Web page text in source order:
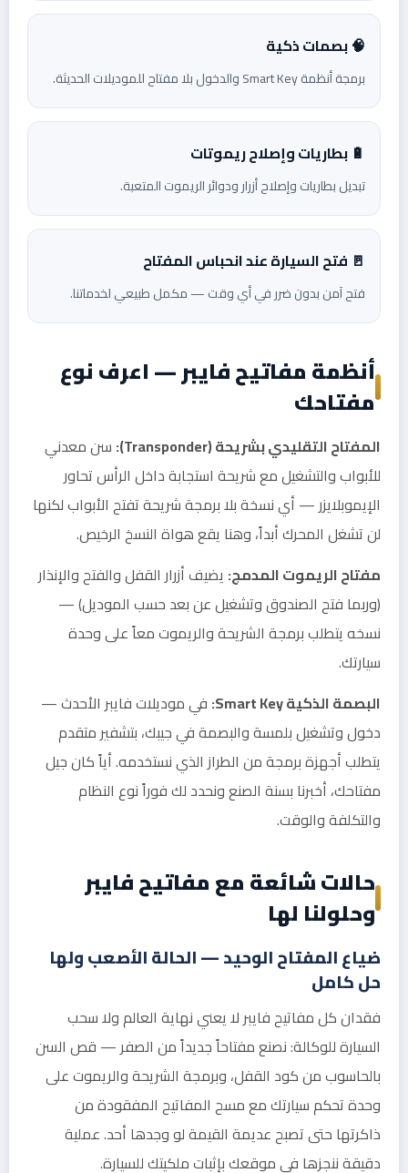
🧠 بصمات ذكية
برمجة أنظمة Smart Key والدخول بلا مفتاح للموديلات الحديثة.
🔋 بطاريات وإصلاح ريموتات
تبديل بطاريات وإصلاح أزرار ودوائر الريموت المتعبة.
🚪 فتح السيارة عند انحباس المفتاح
فتح آمن بدون ضرر في أي وقت — مكمل طبيعي لخدماتنا.
أنظمة مفاتيح فايبر — اعرف نوع
مفتاحك
المفتاح التقليدي بشريحة (Transponder):
سن معدني
للأبواب والتشغيل مع شريحة استجابة داخل الرأس تحاور
الإيموبلايزر — أي نسخة بلا برمجة شريحة تفتح الأبواب لكنها
لن تشغل المحرك أبداً، وهنا يقع هواة النسخ الرخيص.
مفتاح الريموت المدمج: يضيف أزرار القفل والفتح والإنذار
(وربما فتح الصندوق وتشغيل عن بعد حسب الموديل) —
نسخه يتطلب برمجة الشريحة والريموت معاً على وحدة
سيارتك.
البصمة الذكية Smart Key:
في موديلات فايبر الأحدث —
دخول وتشغيل بلمسة والبصمة في جيبك، بتشفير متقدم
يتطلب أجهزة برمجة من الطراز الذي نستخدمه. أياً كان جيل
مفتاحك، أخبرنا بسنة الصنع ونحدد لك فوراً نوع النظام
والتكلفة والوقت.
حالات شائعة مع مفاتيح فايبر
وحلولنا لها
ضياع المفتاح الوحيد — الحالة الأصعب ولها
حل كامل
فقدان كل مفاتيح فايبر لا يعني نهاية العالم ولا سحب
السيارة للوكالة: نصنع مفتاحاً جديداً من الصفر — قص السن
بالحاسوب من كود القفل، وبرمجة الشريحة والريموت على
وحدة تحكم سيارتك مع مسح المفاتيح المفقودة من
ذاكرتها حتى تصبح عديمة القيمة لو وجدها أحد. عملية
دقيقة ننجزها في موقعك بإثبات ملكيتك للسيارة.